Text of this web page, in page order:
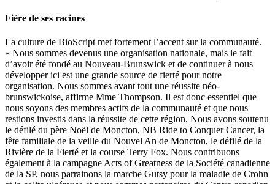
Fière de ses racines
La culture de BioScript met fortement l’accent sur la communauté.
« Nous sommes devenus une organisation nationale, mais le fait
d’avoir été fondé au Nouveau-Brunswick et de continuer à nous
développer ici est une grande source de fierté pour notre
organisation. Nous sommes avant tout une réussite néo-
brunswickoise, affirme Mme Thompson. Il est donc essentiel que
nous soyons des membres actifs de la communauté et que nous
restions investis dans la réussite de cette région. Nous avons soutenu
le défilé du père Noël de Moncton, NB Ride to Conquer Cancer, la
fête familiale de la veille du Nouvel An de Moncton, le défilé de la
Rivière de la Fierté et la course Terry Fox. Nous contribuons
également à la campagne Acts of Greatness de la Société canadienne
de la SP, nous parrainons la marche Gutsy pour la maladie de Crohn